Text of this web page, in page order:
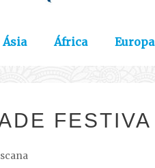
Ásia África Europa
FESTIVA